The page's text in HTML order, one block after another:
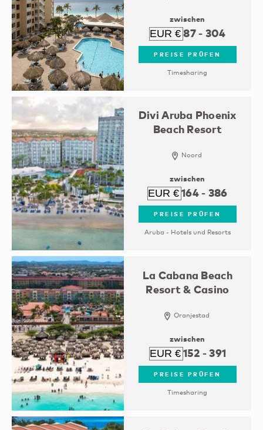
zwischen
87- 304
PREISE PRÜFEN
Timesharing
Divi Aruba Phoenix
Beach Resort
Noord
zwischen
164- 386
PREISE PRÜFEN
Aruba - Hotels und Resorts
La Cabana Beach
Resort & Casino
Oranjestad
zwischen
152 -391
PREISE PRÜFEN
Timesharing